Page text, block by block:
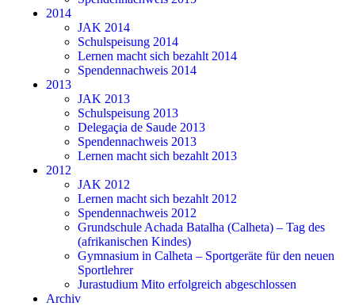
2014
JAK 2014
Schulspeisung 2014
Lernen macht sich bezahlt 2014
Spendennachweis 2014
2013
JAK 2013
Schulspeisung 2013
Delegaçia de Saude 2013
Spendennachweis 2013
Lernen macht sich bezahlt 2013
2012
JAK 2012
Lernen macht sich bezahlt 2012
Spendennachweis 2012
Grundschule Achada Batalha (Calheta) – Tag des
(afrikanischen Kindes)
Gymnasium in Calheta – Sportgeräte für den neuen
Sportlehrer
Jurastudium Mito erfolgreich abgeschlossen
Archiv